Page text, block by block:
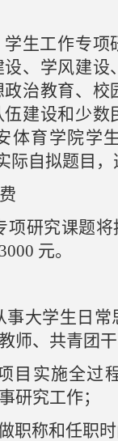
生工作专
、学风建
治教育、
建设和少
体育学院学
际自拟题目
项研究课题
3000 元。
事大学生日
师、共青团
目实施全过
研究工作；
职称和任职